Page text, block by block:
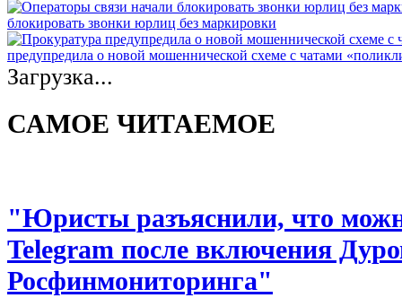
блокировать звонки юрлиц без маркировки
предупредила о новой мошеннической схеме с чатами
Загрузка...
САМОЕ ЧИТАЕМОЕ
"Юристы разъяснили, что
Telegram после включения
Росфинмониторинга"